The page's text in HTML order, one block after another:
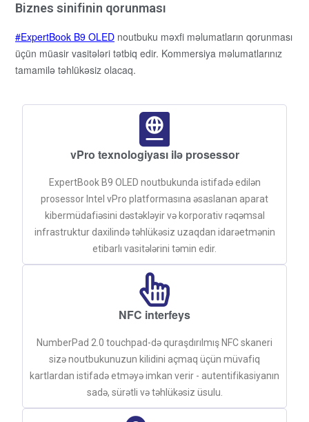
Biznes sinifinin qorunması
ExpertBook B9 OLED noutbuku məxfi məlumatların qorunması
üçün müasir vasitələri tətbiq edir. Kommersiya məlumatlarınız
tamamilə təhlükəsiz olacaq.
vPro texnologiyası ilə prosessor
ExpertBook B9 OLED noutbukunda istifadə edilən
prosessor Intel vPro platformasına əsaslanan aparat
kibermüdafiəsini dəstəkləyir və korporativ rəqəmsal
infrastruktur daxilində təhlükəsiz uzaqdan idarəetmənin
etibarlı vasitələrini təmin edir.
NFC interfeys
NumberPad 2.0 touchpad-də quraşdırılmış NFC skaneri
sizə noutbukunuzun kilidini açmaq üçün müvafiq
kartlardan istifadə etməyə imkan verir - autentifikasiyanın
sadə, sürətli və təhlükəsiz üsulu.